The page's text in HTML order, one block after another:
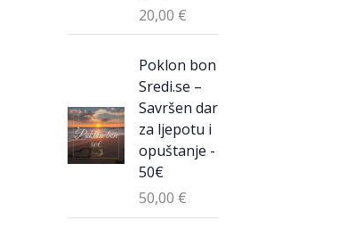
20,00 €
Poklon bon
Sredi.se –
Savršen dar
za ljepotu i
opuštanje -
50€
50,00 €